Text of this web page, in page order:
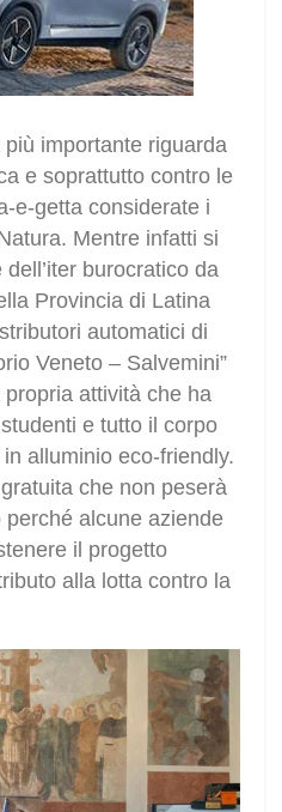
importante riguarda
e soprattutto contro le
e-getta considerate i
Mentre infatti si
burocratico da
Provincia di Latina
automatici di
Veneto – Salvemini”
attività che ha
e tutto il corpo
alluminio eco-friendly.
che non peserà
perché alcune aziende
il progetto
alla lotta contro la